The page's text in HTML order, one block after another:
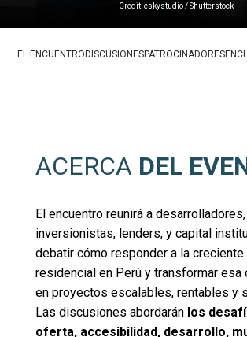
Credit: eskystudio / Shutterstock
EL ENCUENTRO DISCUSIONESPATROCINADORES
ACERCA DEL
El encuentro reunirá a desarrolladores,
inversionistas, lenders, y capital
debatir cómo responder a la creciente
residencial en Perú y transformar esa
en proyectos escalables, rentables y
Las discusiones abordarán los
oferta, accesibilidad, desarrollo,